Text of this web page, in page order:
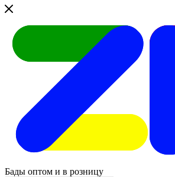
Бады оптом и в розницу